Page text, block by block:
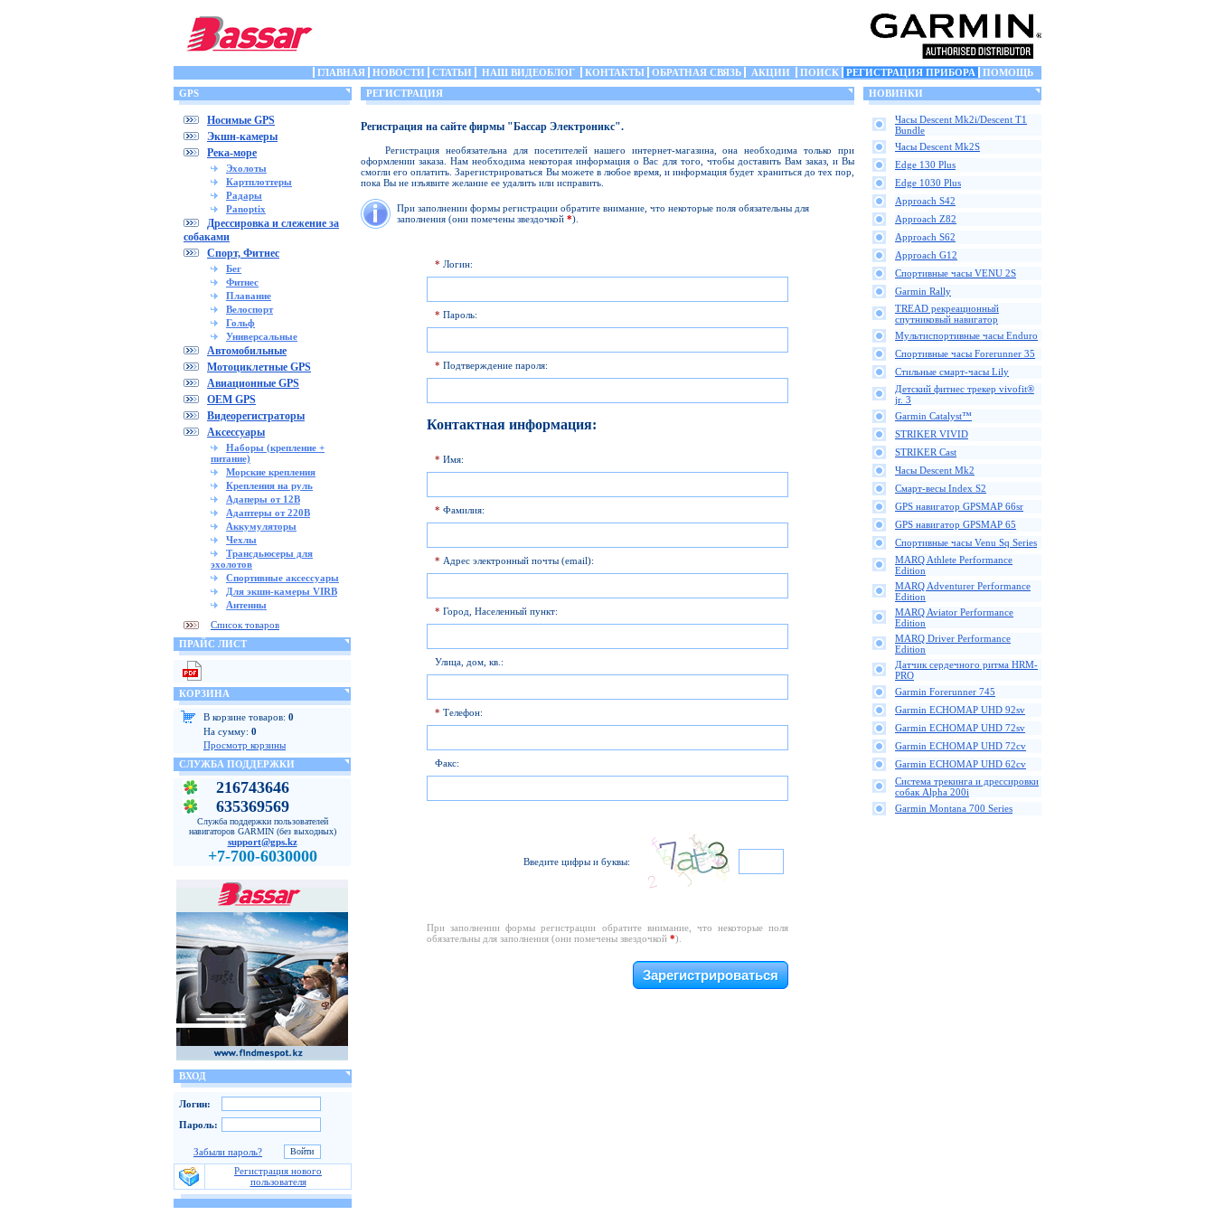
ГЛАВНАЯ НОВОСТИ СТАТЬИ НАШ ВИДЕОБЛОГ КОНТАКТЫ ОБРАТНАЯ СВЯЗЬ АКЦИИ ПОИСК РЕГИСТРАЦИЯ ПРИБОРА
ПОМОЩЬ
GPS
Носимые GPS
Экшн-камеры
Река-море
Эхолоты
Картплоттеры
Радары
Panoptix
Дрессировка и слежение за
собаками
Спорт, Фитнес
Бег
Фитнес
Плавание
Велоспорт
Гольф
Универсальные
Автомобильные
Мотоциклетные GPS
Авиационные GPS
OEM GPS
Видеорегистраторы
Аксессуары
Наборы (крепление +
питание)
Морские крепления
Крепления на руль
Адаперы от 12В
Адаптеры от 220В
Аккумуляторы
Чехлы
Трансдьюсеры для
эхолотов
Спортивные аксессуары
Для экшн-камеры VIRB
Антенны
Список товаров
ПРАЙС ЛИСТ
КОРЗИНА
В корзине товаров: 0
На сумму: 0
Просмотр корзины
СЛУЖБА ПОДДЕРЖКИ
216743646
635369569
Служба поддержки пользователей
навигаторов GARMIN (без выходных)
support@gps.kz
+7-700-6030000
ВХОД
Логин:
Пароль:
Забыли пароль?
Регистрация нового
пользователя
РЕГИСТРАЦИЯ
Регистрация на сайте фирмы "Бассар Электроникс".
Регистрация необязательна для посетителей нашего интернет-магазина, она необходима только при
оформлении заказа. Нам необходима некоторая информация о Вас для того, чтобы доставить Вам заказ, и Вы
смогли его оплатить. Зарегистрироваться Вы можете в любое время, и информация будет храниться до тех пор,
пока Вы не изъявите желание ее удалить или исправить.
При заполнении формы регистрации обратите внимание, что некоторые поля обязательны для
заполнения (они помечены звездочкой *).
* Логин:
* Пароль:
* Подтверждение пароля:
Контактная информация:
* Имя:
* Фамилия:
* Адрес электронный почты (email):
* Город, Населенный пункт:
Улица, дом, кв.:
* Телефон:
Факс:
Введите цифры и буквы:
При заполнении формы регистрации обратите внимание, что некоторые поля
обязательны для заполнения (они помечены звездочкой *).
НОВИНКИ
Часы Descent Mk2i/Descent T1
Bundle
Часы Descent Mk2S
Edge 130 Plus
Edge 1030 Plus
Approach S42
Approach Z82
Approach S62
Approach G12
Спортивные часы VENU 2S
Garmin Rally
TREAD рекреационный
спутниковый навигатор
Мультиспортивные часы Enduro
Спортивные часы Forerunner 35
Стильные смарт-часы Lily
Детский фитнес трекер vivofit®
jr. 3
Garmin Catalyst™
STRIKER VIVID
STRIKER Cast
Часы Descent Mk2
Смарт-весы Index S2
GPS навигатор GPSMAP 66sr
GPS навигатор GPSMAP 65
Спортивные часы Venu Sq Series
MARQ Athlete Performance
Edition
MARQ Adventurer Performance
Edition
MARQ Aviator Performance
Edition
MARQ Driver Performance
Edition
Датчик сердечного ритма HRM-
PRO
Garmin Forerunner 745
Garmin ECHOMAP UHD 92sv
Garmin ECHOMAP UHD 72sv
Garmin ECHOMAP UHD 72cv
Garmin ECHOMAP UHD 62cv
Cистема трекинга и дрессировки
собак Alpha 200i
Garmin Montana 700 Series